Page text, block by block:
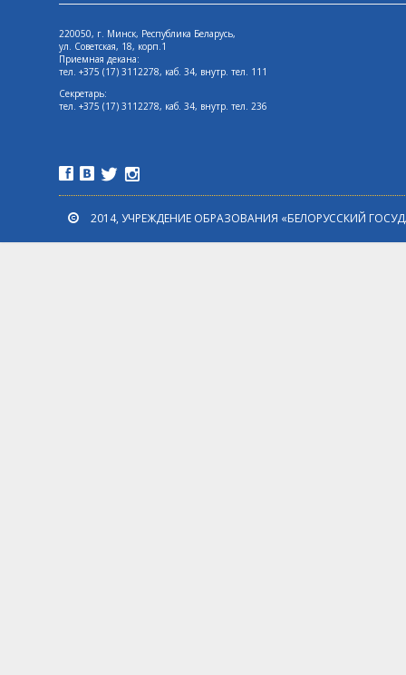
220050, г. Минск, Республика Беларусь,
ул. Советская, 18, корп.1
Приемная декана:
тел. +375 (17) 3112278, каб. 34, внутр. тел. 111
Секретарь:
тел. +375 (17) 3112278, каб. 34, внутр. тел. 236
2014, УЧРЕЖДЕНИЕ ОБРАЗОВАНИЯ «БЕЛОРУССКИЙ